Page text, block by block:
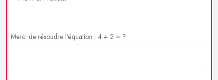
Merci de résoudre l'équation : 4 + 2 = ?